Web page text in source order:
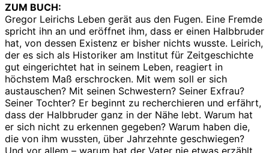
ZUM BUCH:
Gregor Leirichs Leben gerät aus den Fugen. Eine Fremde
spricht ihn an und eröffnet ihm, dass er einen Halbbruder
hat, von dessen Existenz er bisher nichts wusste. Leirich,
der es sich als Historiker am Institut für Zeitgeschichte
gut eingerichtet hat in seinem Leben, reagiert in
höchstem Maß erschrocken. Mit wem soll er sich
austauschen? Mit seinen Schwestern? Seiner Exfrau?
Seiner Tochter? Er beginnt zu recherchieren und erfährt,
dass der Halbbruder ganz in der Nähe lebt. Warum hat
er sich nicht zu erkennen gegeben? Warum haben die,
die von ihm wussten, über Jahrzehnte geschwiegen?
Und vor allem – warum hat der Vater nie etwas erzählt